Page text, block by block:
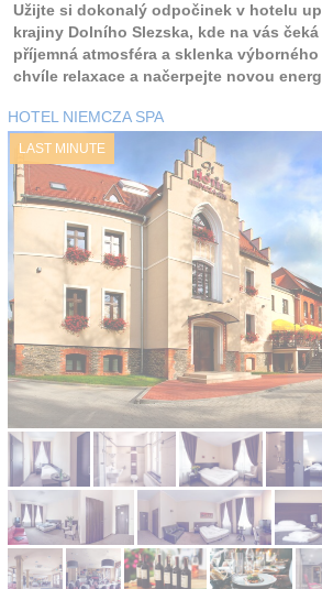
Atrakce
O nás
Kontakt
Užijte si dokonalý odpočinek v hotelu
krajiny Dolního Slezska, kde na vás
příjemná atmosféra a sklenka
chvíle relaxace a načerpejte novou
HOTEL NIEMCZA SPA
LAST MINUTE